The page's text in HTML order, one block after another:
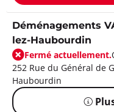
Déménagements
lez-Haubourdin
Fermé actuellement.
252 Rue du Général de
Haubourdin